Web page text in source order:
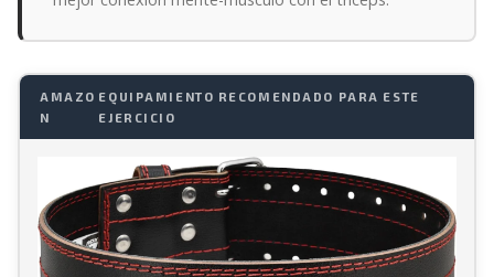
AMAZO
N
EQUIPAMIENTO RECOMENDADO PARA ESTE
EJERCICIO